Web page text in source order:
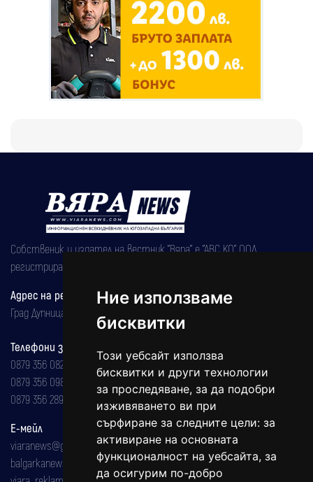
Ние използваме
бисквитки
Този уебсайт използва
бисквитки и други технологии
за проследяване, за да подобри
изживяването ви при
сърфиране за следните цели: за
активиране на основната
функционалност на уебсайта, за
да осигурим по-добро
Собственик и издател на вестник "Вяра" е "АВС КО" ООД,
регистрирана на 08.05.2002 година.
Адрес на редакцията
Град Дупница, ул.''Христо Ботев" 43
Телефони за реклама и абонаменти
0879 356 082
0879 356 098
0879 356 289
Е-мейл
viaranews@gmail.com
balgarkanews@gmail.com